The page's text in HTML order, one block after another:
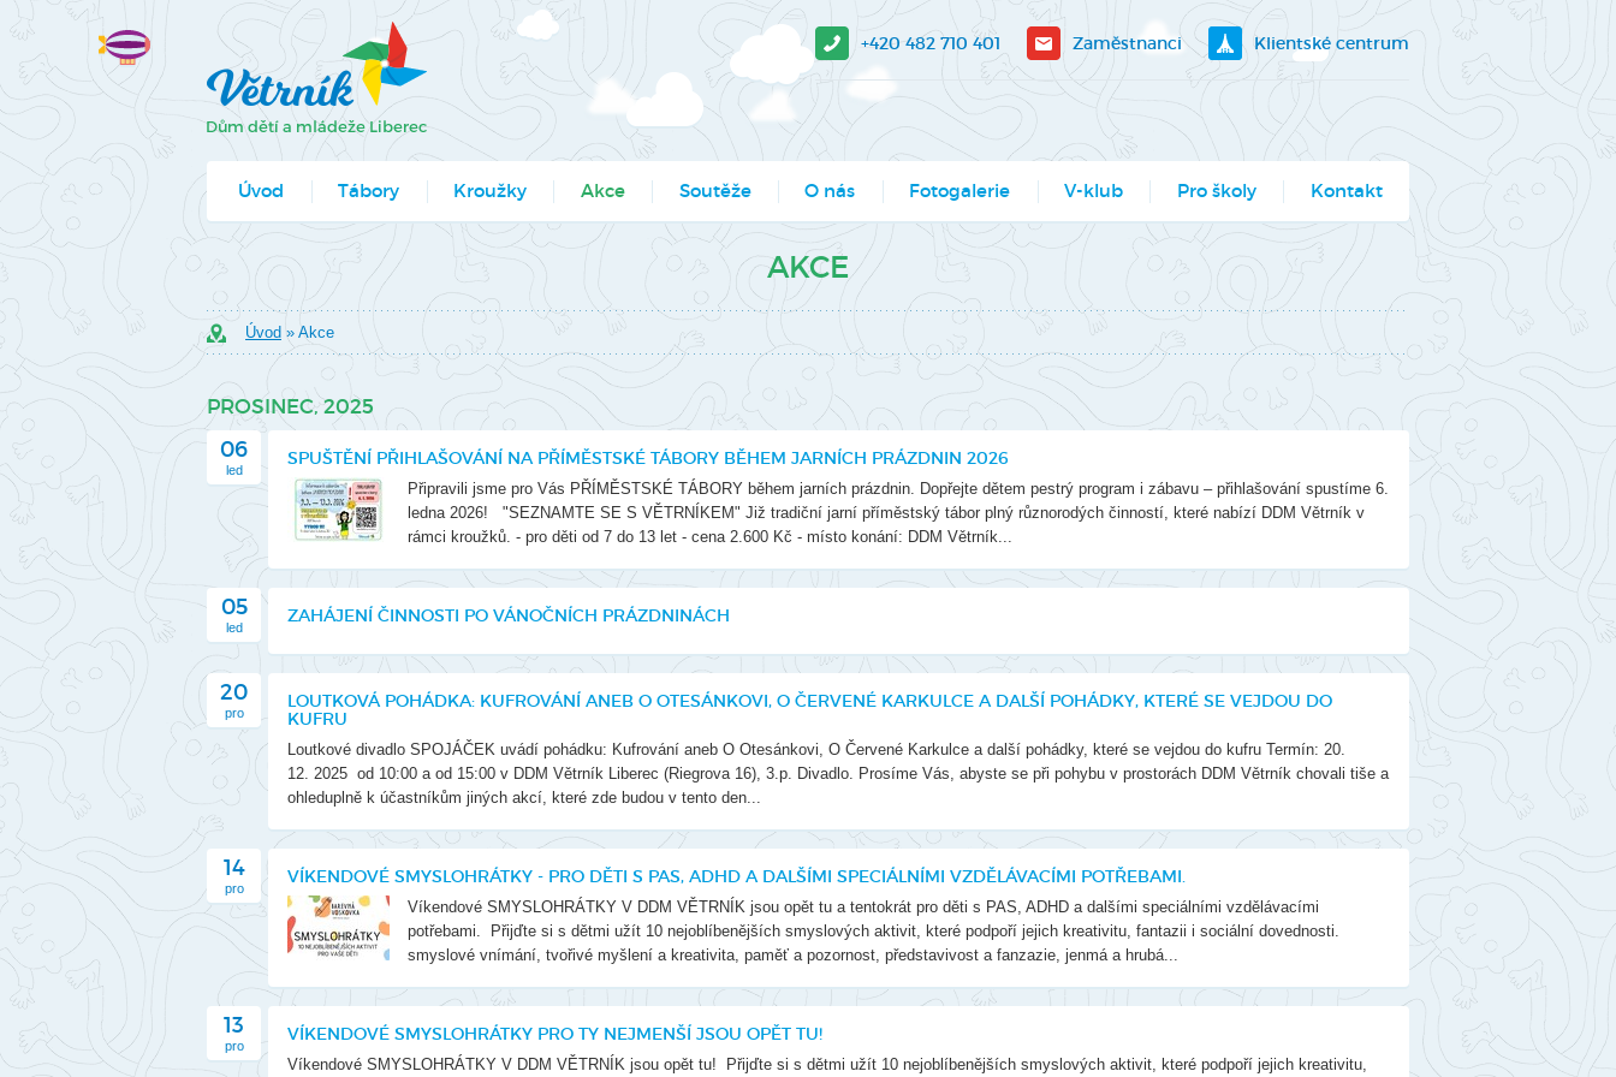
+420 482 710 401 Zaměstnanci Klientské centrum
Úvod Tábory Kroužky
Jak se přihlásit?
Formuláře ke stažení
Akce Soutěže
Moje město Liberec
Umělecké přehlídky
Výsledky soutěží MŠMT -
O nás
Aktuality
Podcasty
Povedlo se
Dokumenty
Zaměstnanci
Hledáme nové kolegy
Fotogalerie
Kroužky
Kurzy, semináře
Programy pro školy
Soutěže
Tábory
V-Klub
V-klub
Tábory
Programy pro školy
Soutěž Moje město
Liberec
Městský parlament
Kontakty
O nás
Pro školy Kontakt
AKCE
Úvod » Akce
PROSINEC, 2025
06
led
SPUŠTĚNÍ PŘIHLAŠOVÁNÍ NA PŘÍMĚSTSKÉ TÁBORY BĚHEM JARNÍCH PRÁZDNIN 2026
Připravili jsme pro Vás PŘÍMĚSTSKÉ TÁBORY během jarních prázdnin. Dopřejte dětem pestrý program i zábavu – přihlašování spustíme 6.
ledna 2026! "SEZNAMTE SE S VĚTRNÍKEM" Již tradiční jarní příměstský tábor plný různorodých činností, které nabízí DDM Větrník v
rámci kroužků. - pro děti od 7 do 13 let - cena 2.600 Kč - místo konání: DDM Větrník...
05
led
ZAHÁJENÍ ČINNOSTI PO VÁNOČNÍCH PRÁZDNINÁCH
20
pro
LOUTKOVÁ POHÁDKA: KUFROVÁNÍ ANEB O OTESÁNKOVI, O ČERVENÉ KARKULCE A DALŠÍ POHÁDKY, KTERÉ SE VEJDOU DO
KUFRU
Loutkové divadlo SPOJÁČEK uvádí pohádku: Kufrování aneb O Otesánkovi, O Červené Karkulce a další pohádky, které se vejdou do kufru Termín: 20.
12. 2025 od 10:00 a od 15:00 v DDM Větrník Liberec (Riegrova 16), 3.p. Divadlo. Prosíme Vás, abyste se při pohybu v prostorách DDM Větrník chovali tiše a
ohleduplně k účastníkům jiných akcí, které zde budou v tento den...
14
pro
VÍKENDOVÉ SMYSLOHRÁTKY - PRO DĚTI S PAS, ADHD A DALŠÍMI SPECIÁLNÍMI VZDĚLÁVACÍMI POTŘEBAMI.
Víkendové SMYSLOHRÁTKY V DDM VĚTRNÍK jsou opět tu a tentokrát pro děti s PAS, ADHD a dalšími speciálními vzdělávacími
potřebami. Přijďte si s dětmi užít 10 nejoblíbenějších smyslových aktivit, které podpoří jejich kreativitu, fantazii i sociální dovednosti.
smyslové vnímání, tvořivé myšlení a kreativita, paměť a pozornost, představivost a fanzazie, jenmá a hrubá...
13
pro
VÍKENDOVÉ SMYSLOHRÁTKY PRO TY NEJMENŠÍ JSOU OPĚT TU!
Víkendové SMYSLOHRÁTKY V DDM VĚTRNÍK jsou opět tu! Přijďte si s dětmi užít 10 nejoblíbenějších smyslových aktivit, které podpoří jejich kreativitu,